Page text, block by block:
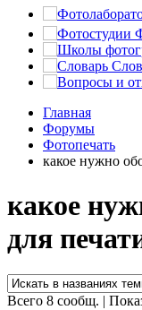
Главная
Форумы
Фотопечать
какое нужно
какое
для
Всего 8 сообщ. |